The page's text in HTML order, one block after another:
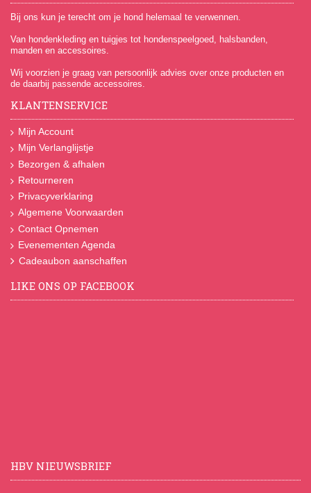
Bij ons kun je terecht om je hond helemaal te verwennen.
Van hondenkleding en tuigjes tot hondenspeelgoed, halsbanden,
manden en accessoires.
Wij voorzien je graag van persoonlijk advies over onze producten en
de daarbij passende accessoires.
KLANTENSERVICE
Mijn Account
Mijn Verlanglijstje
Bezorgen & afhalen
Retourneren
Privacyverklaring
Algemene Voorwaarden
Contact Opnemen
Evenementen Agenda
Cadeaubon aanschaffen
LIKE ONS OP FACEBOOK
HBV NIEUWSBRIEF